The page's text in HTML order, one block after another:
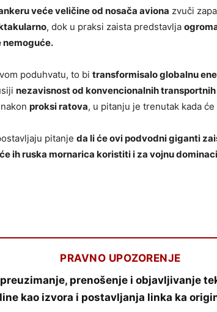
veće veličine od nosača aviona zvuči
, dok u praksi zaista predstavlja
nemoguće.
poduhvatu, to bi transformisalo globalnu
nezavisnost od konvencionalnih
proksi ratova, u pitanju je trenutak kada
pitanje da li će ovi podvodni giganti
ih ruska mornarica koristiti i za vojnu
PRAVNO UPOZORENJE
prenošenje i objavljivanje
kao izvora i postavljanja linka ka